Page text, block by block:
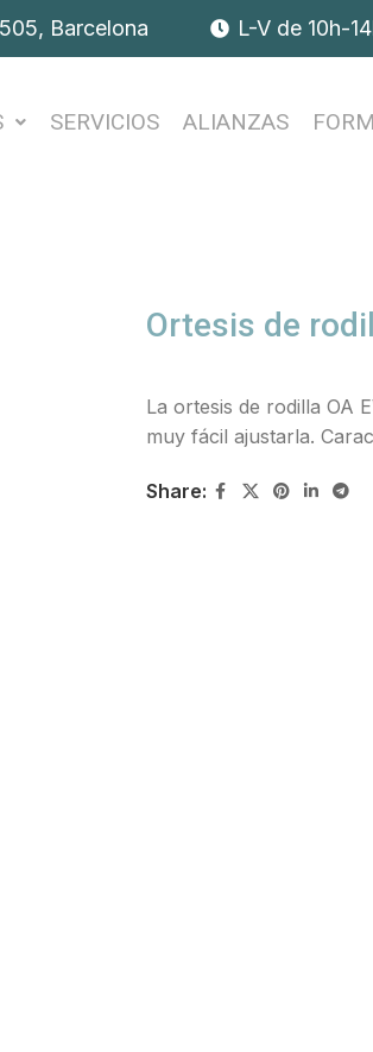
Barcelona L-V de 10h-
SERVICIOS ALIANZAS
Ortesis de
La ortesis de rodilla OA
muy fácil ajustarla.
Share: